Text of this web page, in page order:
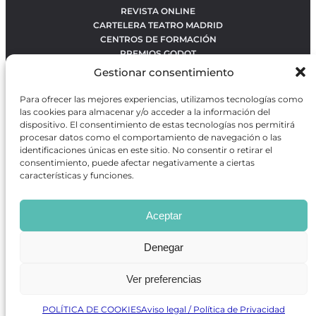
Gestionar consentimiento
Para ofrecer las mejores experiencias, utilizamos tecnologías como
las cookies para almacenar y/o acceder a la información del
dispositivo. El consentimiento de estas tecnologías nos permitirá
procesar datos como el comportamiento de navegación o las
identificaciones únicas en este sitio. No consentir o retirar el
consentimiento, puede afectar negativamente a ciertas
características y funciones.
Aceptar
Denegar
Ver preferencias
POLÍTICA DE COOKIESAviso legal / Política de Privacidad
REVISTA ONLINE
CARTELERA TEATRO MADRID
CENTROS DE FORMACIÓN
PREMIOS GODOT
CONTACTO
OBRAS MÁS VOTADAS
RANKING MEJORES OBRAS
BÚSQUEDA AVANZADA DE OBRAS
Revista GODOTes una revista independiente especializada
en información sobre artes escénicas de Madrid, gratuita y
que se distribuye en espacios escénicos, además de otros
puntos de interés turístico y de ocio de la capital.
Desarrollado por Precise Future